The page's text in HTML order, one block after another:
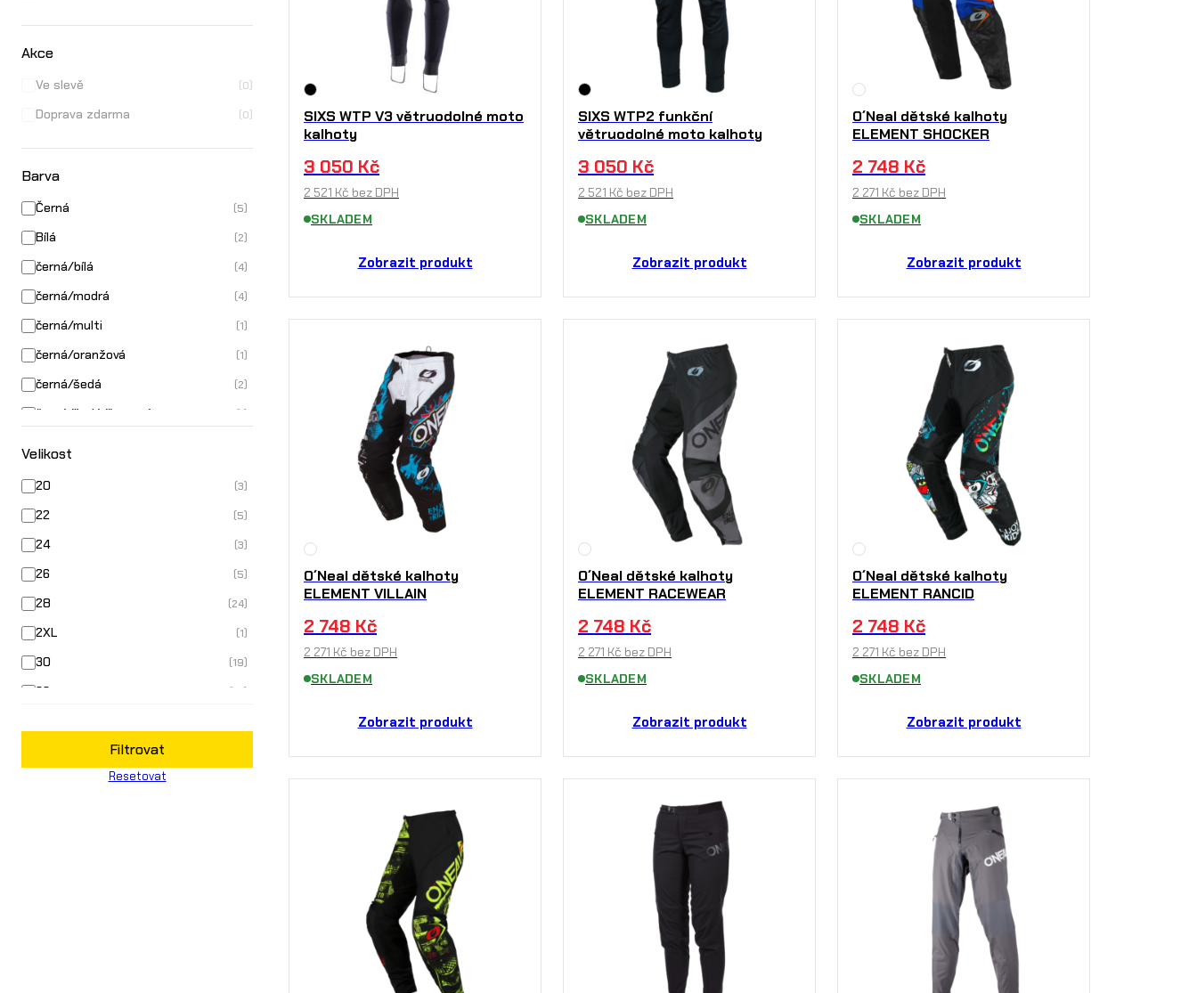
Akce
Ve slevě (0)
Doprava zdarma (0)
Barva
Černá (5)
Bílá (2)
černá/bílá (4)
černá/modrá (4)
černá/multi (1)
černá/oranžová (1)
černá/šedá (2)
černá/šedá/červená (1)
Velikost
20 (3)
22 (5)
24 (3)
26 (5)
28 (24)
2XL (1)
30 (19)
32 (19)
Filtrovat
Resetovat
SIXS WTP V3 větruodolné moto
kalhoty
3 050 Kč
2 521 Kč bez DPH
SKLADEM
Zobrazit produkt
SIXS WTP2 funkční
větruodolné moto kalhoty
3 050 Kč
2 521 Kč bez DPH
SKLADEM
Zobrazit produkt
O´Neal dětské kalhoty
ELEMENT SHOCKER
2 748 Kč
2 271 Kč bez DPH
SKLADEM
Zobrazit produkt
O´Neal dětské kalhoty
ELEMENT VILLAIN
2 748 Kč
2 271 Kč bez DPH
SKLADEM
Zobrazit produkt
O´Neal dětské kalhoty
ELEMENT RACEWEAR
2 748 Kč
2 271 Kč bez DPH
SKLADEM
Zobrazit produkt
O´Neal dětské kalhoty
ELEMENT RANCID
2 748 Kč
2 271 Kč bez DPH
SKLADEM
Zobrazit produkt